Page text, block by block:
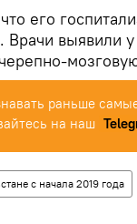
его
Врачи выявили
раньше
на наш
с начала 2019 года